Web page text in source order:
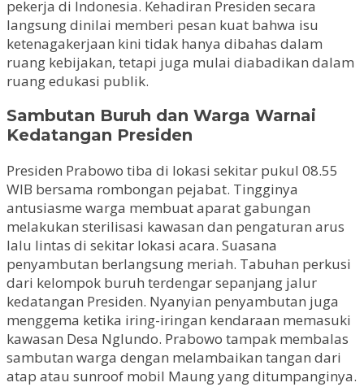
pekerja di Indonesia. Kehadiran Presiden secara
langsung dinilai memberi pesan kuat bahwa isu
ketenagakerjaan kini tidak hanya dibahas dalam
ruang kebijakan, tetapi juga mulai diabadikan dalam
ruang edukasi publik.
Sambutan Buruh dan Warga Warnai
Kedatangan Presiden
Presiden Prabowo tiba di lokasi sekitar pukul 08.55
WIB bersama rombongan pejabat. Tingginya
antusiasme warga membuat aparat gabungan
melakukan sterilisasi kawasan dan pengaturan arus
lalu lintas di sekitar lokasi acara. Suasana
penyambutan berlangsung meriah. Tabuhan perkusi
dari kelompok buruh terdengar sepanjang jalur
kedatangan Presiden. Nyanyian penyambutan juga
menggema ketika iring-iringan kendaraan memasuki
kawasan Desa Nglundo. Prabowo tampak membalas
sambutan warga dengan melambaikan tangan dari
atap atau sunroof mobil Maung yang ditumpanginya.